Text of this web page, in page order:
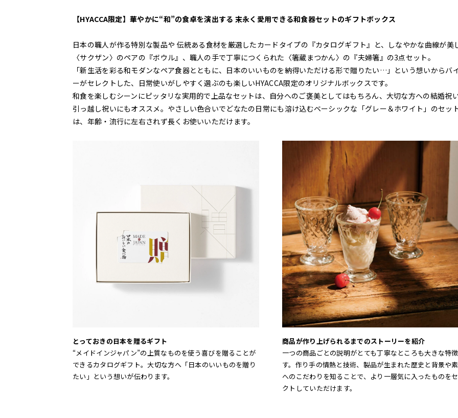
【HYACCA限定】華やかに“和”の食卓を演出する 末永く愛用できる和食器セットのギフトボックス
日本の職人が作る特別な製品や 伝統ある食材を厳選したカードタイプの『カタログギフト』と、しなやかな曲線が美
〈サクザン〉のペアの『ボウル』、職人の手で丁寧につくられた〈箸蔵まつかん〉の『夫婦箸』の3点セット。
「新生活を彩る和モダンなペア食器とともに、日本のいいものを納得いただける形で贈りたい…」という想いからバ
ーがセレクトした、日常使いがしやすく選ぶのも楽しいHYACCA限定のオリジナルボックスです。
和食を楽しむシーンにピッタリな実用的で上品なセットは、自分へのご褒美としてはもちろん、大切な方への結婚祝
引っ越し祝いにもオススメ。やさしい色合いでどなたの日常にも溶け込むベーシックな「グレー＆ホワイト」のセッ
は、年齢・流行に左右されず長くお使いいただけます。
とっておきの日本を贈るギフト
“メイドインジャパン”の上質なものを使う喜びを贈ることが
できるカタログギフト。大切な方へ「日本のいいものを贈り
たい」という想いが伝わります。
商品が作り上げられるまでのストーリーを紹介
一つの商品ごとの説明がとても丁寧なところも大きな特
す。作り手の情熱と技術、製品が生まれた歴史と背景や
へのこだわりを知ることで、より一層気に入ったものを
クトしていただけます。